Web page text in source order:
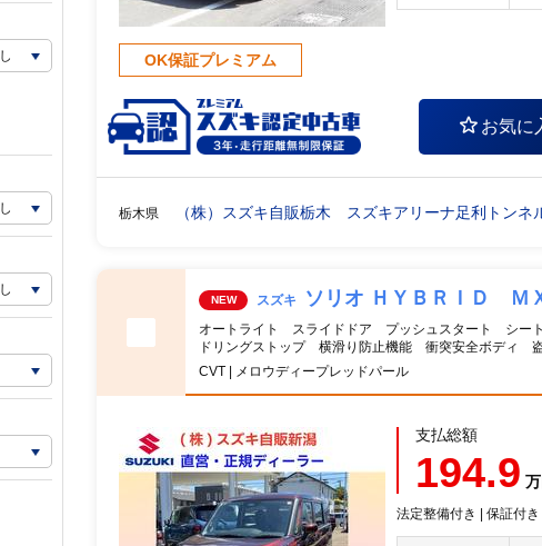
OK保証プレミアム
お気に
栃木県 （株）スズキ自販栃木 スズキアリーナ足利トンネ
NEW スズキ ソリオ ＨＹＢＲＩＤ
オートライト スライドドア プッシュスタート シー
ドリングストップ 横滑り防止機能 衝突安全ボディ
CVT | メロウディープレッドパール
支払総額
194.9
法定整備付き | 保証付